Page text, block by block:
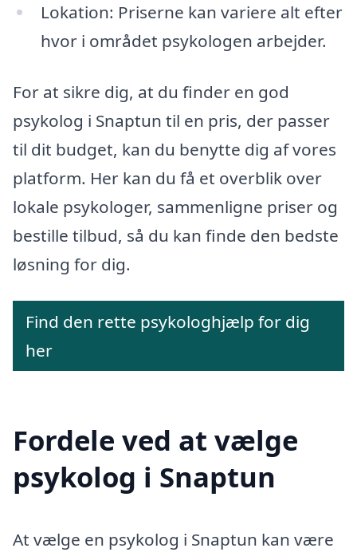
Lokation: Priserne kan variere alt efter
hvor i området psykologen arbejder.
For at sikre dig, at du finder en god
psykolog i Snaptun til en pris, der passer
til dit budget, kan du benytte dig af vores
platform. Her kan du få et overblik over
lokale psykologer, sammenligne priser og
bestille tilbud, så du kan finde den bedste
løsning for dig.
Find den rette psykologhjælp for dig
her
Fordele ved at vælge
psykolog i Snaptun
At vælge en psykolog i Snaptun kan være